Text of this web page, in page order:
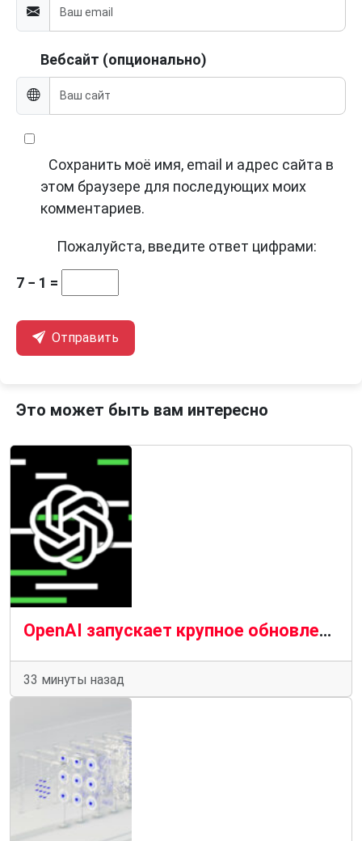
Вебсайт (опционально)
Сохранить моё имя, email и адрес сайта в
этом браузере для последующих моих
комментариев.
Пожалуйста, введите ответ цифрами:
7 − 1 =
Отправить
Это может быть вам интересно
OpenAI запускает крупное обновление ChatGPT, даже если вы за него не платите
33 минуты назад